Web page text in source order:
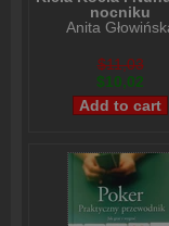
nocniku
Anita
$11,03
$10,02